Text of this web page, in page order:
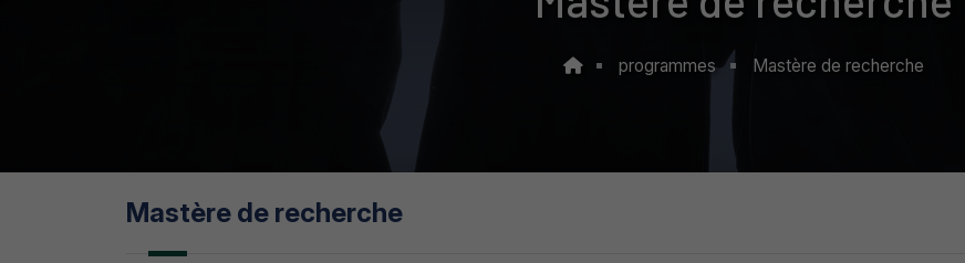
programmes Mastère de recherche
Mastère de recherche